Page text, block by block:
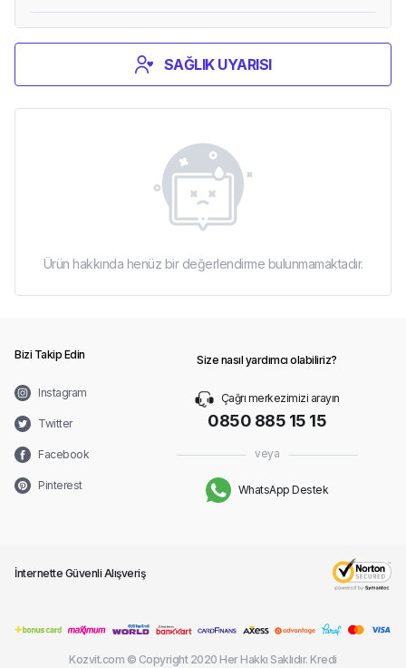
SAĞLIK UYARISI
Ürün hakkında henüz bir değerlendirme bulunmamaktadır.
Bizi Takip Edin
Instagram
Twitter
Facebook
Pinterest
Size nasıl yardımcı olabiliriz?
Çağrı merkezimizi arayın
0850 885 15 15
veya
WhatsApp Destek
İnternette Güvenli Alışveriş
Kozvit.com © Copyright 2020 Her Hakkı Saklıdır. Kredi